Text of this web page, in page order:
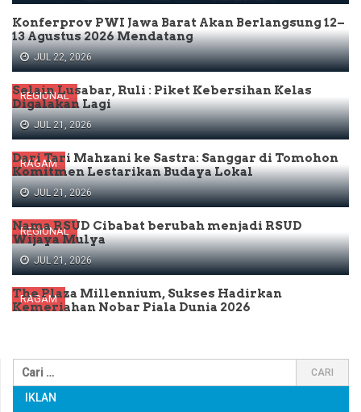
Konferprov PWI Jawa Barat Akan Berlangsung 12–
13 Agustus 2026 Mendatang
REGIONAL
JUL 22, 2026
Selain Lusabar, Ruli : Piket Kebersihan Kelas
Digalakan Lagi
RAGAM
JUL 21, 2026
Dari Tari Mahzani ke Sastra: Sanggar di Tomohon
Komitmen Lestarikan Budaya Lokal
REGIONAL
JUL 21, 2026
Nama RSUD Cibabat berubah menjadi RSUD
Wijaya Mulya
RAGAM
JUL 21, 2026
The Plaza Millennium, Sukses Hadirkan
Kemeriahan Nobar Piala Dunia 2026
IKLAN